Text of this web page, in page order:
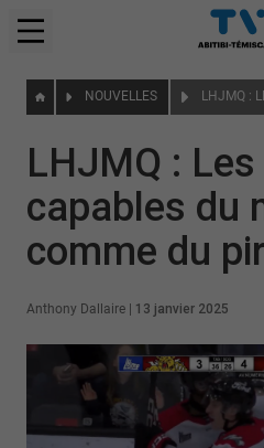
NOUVELLES
LHJMQ :
capables du
comme du
Anthony Dallaire 13 janvier 2025